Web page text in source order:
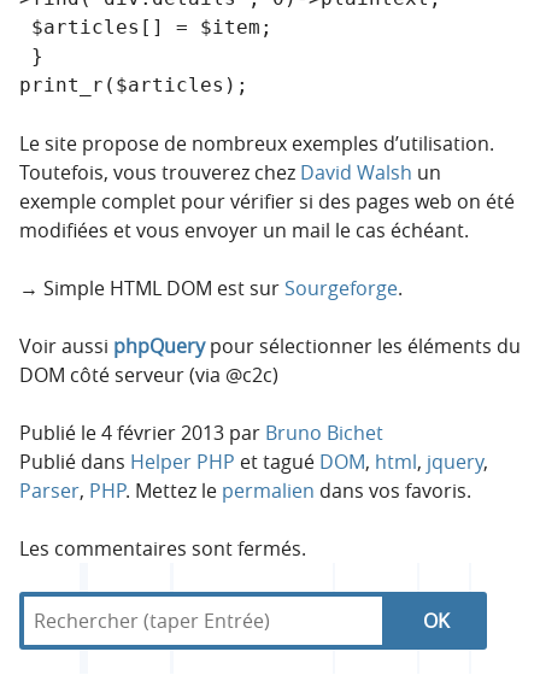
print_r($articles);
Le site propose de nombreux exemples d’utilisation.
Toutefois, vous trouverez chez David Walsh un
exemple complet pour vérifier si des pages web on été
modifiées et vous envoyer un mail le cas échéant.
→ Simple HTML DOM est sur Sourgeforge.
Voir aussi phpQuerypour sélectionner les éléments du
DOM côté serveur (via @c2c)
Publié le4 février 2013 par Bruno Bichet
Publié dans Helper PHP et tagué DOM, html, jquery,
Parser, PHP. Mettez le permalien dans vos favoris.
Les commentaires sont fermés.
R
R
d